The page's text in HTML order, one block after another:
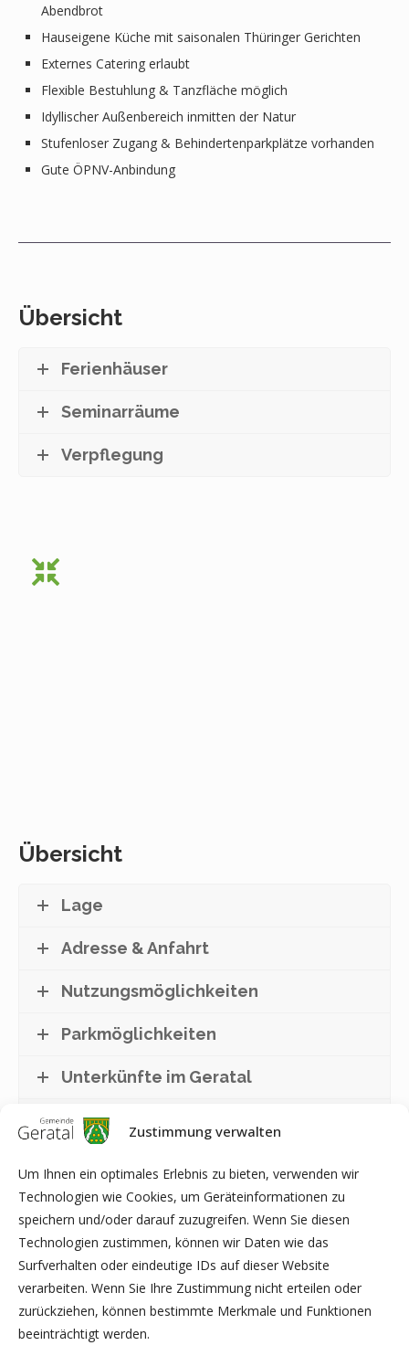
Zustimmung verwalten
Um Ihnen ein optimales Erlebnis zu bieten, verwenden wir
Technologien wie Cookies, um Geräteinformationen zu
speichern und/oder darauf zuzugreifen. Wenn Sie diesen
Technologien zustimmen, können wir Daten wie das
Surfverhalten oder eindeutige IDs auf dieser Website
verarbeiten. Wenn Sie Ihre Zustimmung nicht erteilen oder
zurückziehen, können bestimmte Merkmale und Funktionen
beeinträchtigt werden.
Abendbrot
Hauseigene Küche mit saisonalen Thüringer Gerichten
Externes Catering erlaubt
Flexible Bestuhlung & Tanzfläche möglich
Idyllischer Außenbereich inmitten der Natur
Stufenloser Zugang & Behindertenparkplätze vorhanden
Gute ÖPNV-Anbindung
Übersicht
Ferienhäuser
Seminarräume
Verpflegung
Übersicht
Lage
Adresse & Anfahrt
Nutzungsmöglichkeiten
Parkmöglichkeiten
Unterkünfte im Geratal
Lokale Catering-Anbieter
Anfrage und Kontakt
Nutzungsvereinbarung als PDF